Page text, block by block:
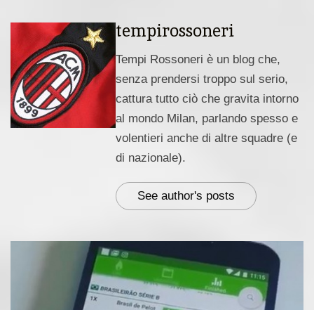
tempirossoneri
Tempi Rossoneri è un blog che,
senza prendersi troppo sul serio,
cattura tutto ciò che gravita intorno
al mondo Milan, parlando spesso e
volentieri anche di altre squadre (e
di nazionale).
See author's posts